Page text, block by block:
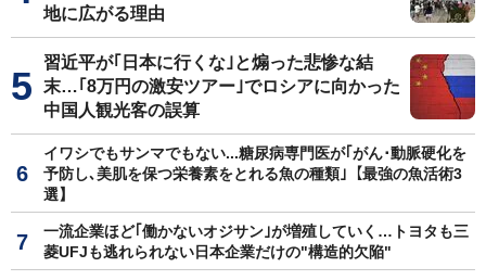
地に広がる理由
習近平が｢日本に行くな｣と煽った悲惨な結
末…｢8万円の激安ツアー｣でロシアに向かった
中国人観光客の誤算
イワシでもサンマでもない...糖尿病専門医が｢がん･動脈硬化を
予防し､美肌を保つ栄養素をとれる魚の種類｣【最強の魚活術3
選】
一流企業ほど｢働かないオジサン｣が増殖していく…トヨタも三
菱UFJも逃れられない日本企業だけの"構造的欠陥"